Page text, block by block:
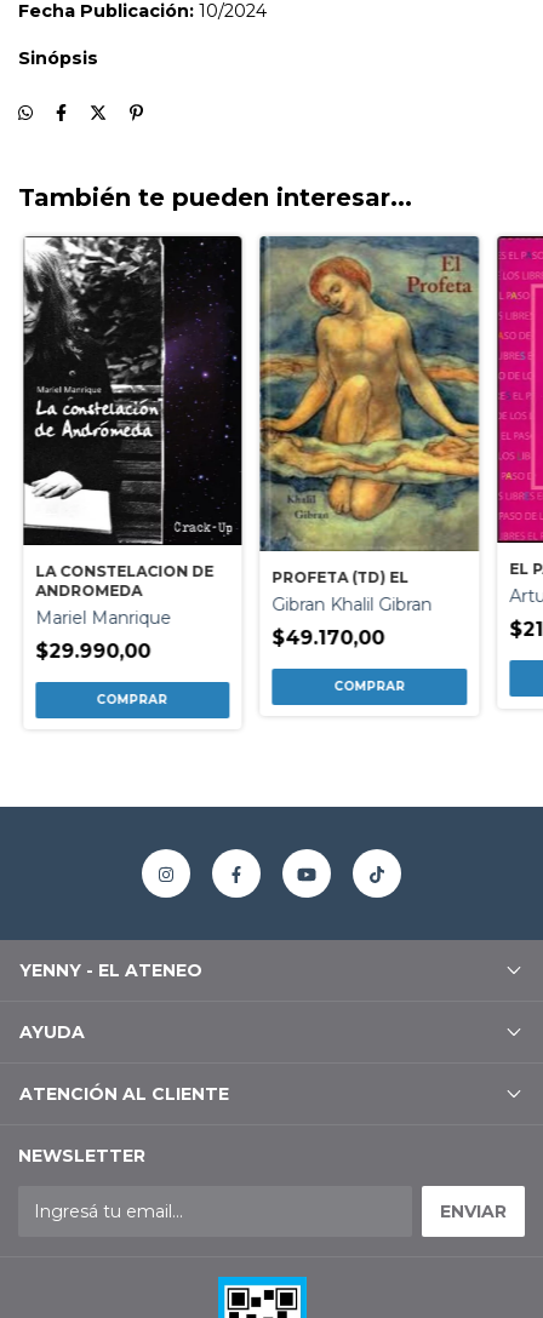
También te pueden interesar...
LA CONSTELACION DE
ANDROMEDA
Mariel Manrique
$29.990,00
PROFETA (TD) EL
Gibran Khalil Gibran
$49.170,00
EL
YENNY - EL ATENEO
AYUDA
ATENCIÓN AL CLIENTE
NEWSLETTER